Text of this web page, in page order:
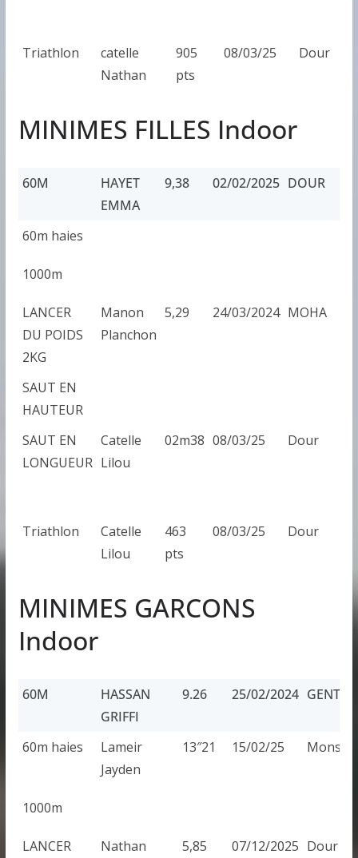
Triathlon
catelle
Nathan
905
pts
08/03/25 Dour
MINIMES FILLES Indoor
60M
HAYET
EMMA
9,38 02/02/2025 DOUR
60M
60m haies
1000m
LANCER
DU POIDS
2KG
Manon
Planchon
5,29 24/03/2024 MOHA
SAUT EN
HAUTEUR
SAUT EN
LONGUEUR
Catelle
Lilou
02m38 08/03/25 Dour
Triathlon
Catelle
Lilou
463
pts
08/03/25 Dour
MINIMES GARCONS
Indoor
60M
HASSAN
GRIFFI
9.26 25/02/2024 GENT
60M
HASSAN
GRIFFI
9.26 25/02/2024 GENT
60m haies
Lameir
Jayden
13″21 15/02/25 Mons
1000m
LANCER
Nathan
5,85 07/12/2025 Dour